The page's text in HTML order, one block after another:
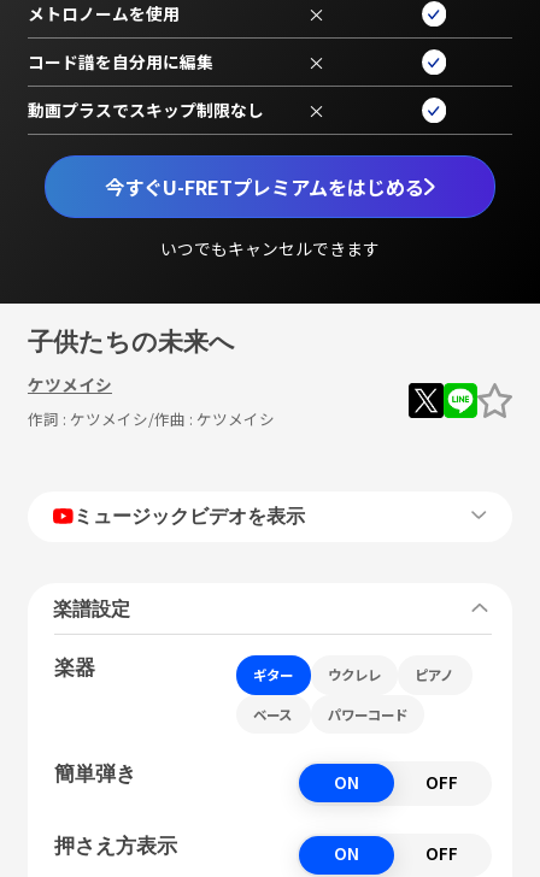
今すぐU-FRETプレミアムをはじめる
いつでもキャンセルできます
メトロノームを使用 ×
コード譜を自分用に編集 ×
動画プラスでスキップ制限なし ×
子供たちの未来へ
ケツメイシ
作詞 : ケツメイシ/作曲 : ケツメイシ
ミュージックビデオを表示
楽譜設定
楽器 ギター ウクレレ ピアノ
ベース パワーコード
簡単弾き ON OFF
押さえ方表示 ON OFF